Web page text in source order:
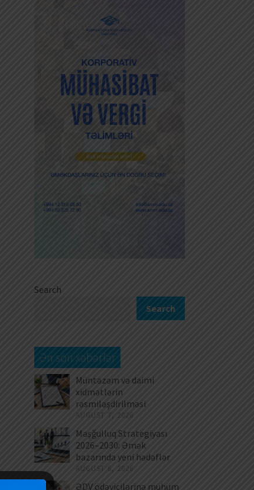
Search
Search
Ən son xəbərlər
Müntəzəm və daimi
xidmətlərin
rəsmiləşdirilməsi
AUGUST 7, 2026
Məşğulluq Strategiyası
2026–2030: Əmək
bazarında yeni hədəflər
AUGUST 6, 2026
ƏDV ödəyicilərinə mühüm